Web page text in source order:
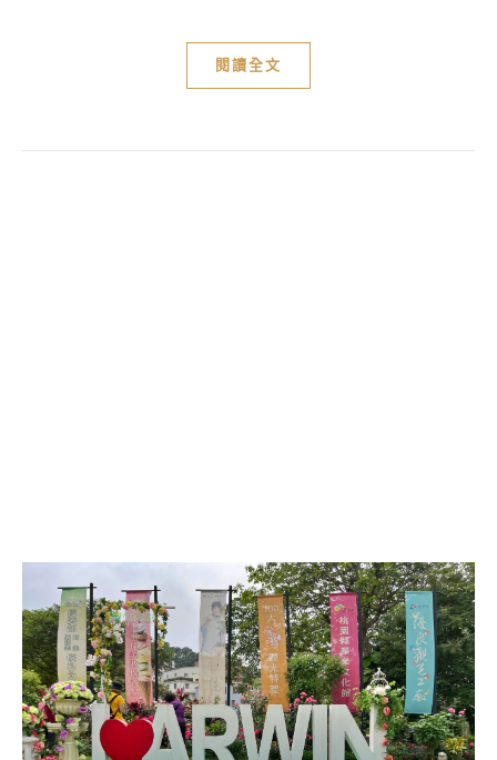
閱讀全文